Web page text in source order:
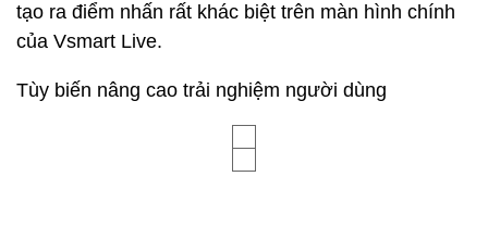
tạo ra điểm nhấn rất khác biệt trên màn hình chính
của Vsmart Live.
Tùy biến nâng cao trải nghiệm người dùng